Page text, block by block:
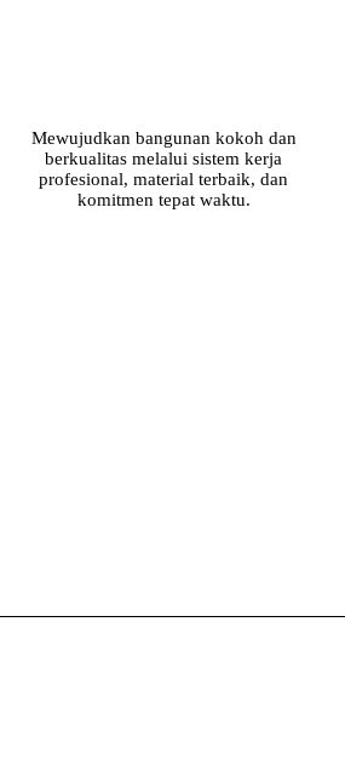
Mewujudkan bangunan kokoh dan
berkualitas melalui sistem kerja
profesional, material terbaik, dan
komitmen tepat waktu.